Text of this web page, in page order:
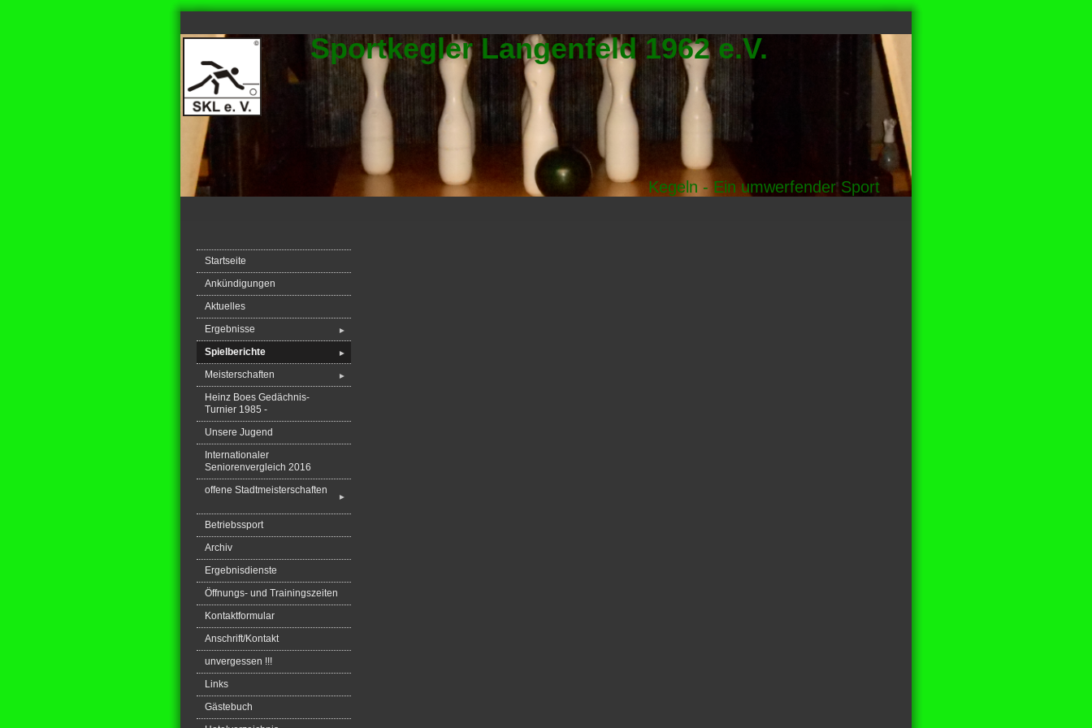
Sportkegler Langenfeld 1962 e.V.
Kegeln - Ein umwerfender Sport
Startseite
Ankündigungen
Aktuelles
Ergebnisse
►
Spielberichte ►
Meisterschaften ►
Heinz Boes Gedächnis-
Turnier 1985 -
Unsere Jugend
Internationaler
Seniorenvergleich 2016
offene Stadtmeisterschaften
►
Betriebssport
Archiv
Ergebnisdienste
Öffnungs- und Trainingszeiten
Kontaktformular
Anschrift/Kontakt
unvergessen !!!
Links
Gästebuch